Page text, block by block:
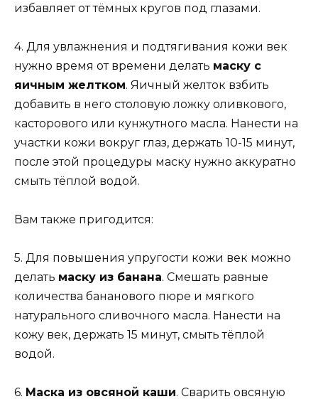
избавляет от тёмных кругов под глазами.
4. Для увлажнения и подтягивания кожи век
нужно время от времени делать маску с
яичным желтком. Яичный желток взбить
добавить в него столовую ложку оливкового,
касторового или кунжутного масла. Нанести на
участки кожи вокруг глаз, держать 10-15 минут,
после этой процедуры маску нужно аккуратно
смыть тёплой водой.
Вам также пригодится:
5. Для повышения упругости кожи век можно
делать маску из банана. Смешать равные
количества бананового пюре и мягкого
натурального сливочного масла. Нанести на
кожу век, держать 15 минут, смыть тёплой
водой.
6. Маска из овсяной каши. Сварить овсяную